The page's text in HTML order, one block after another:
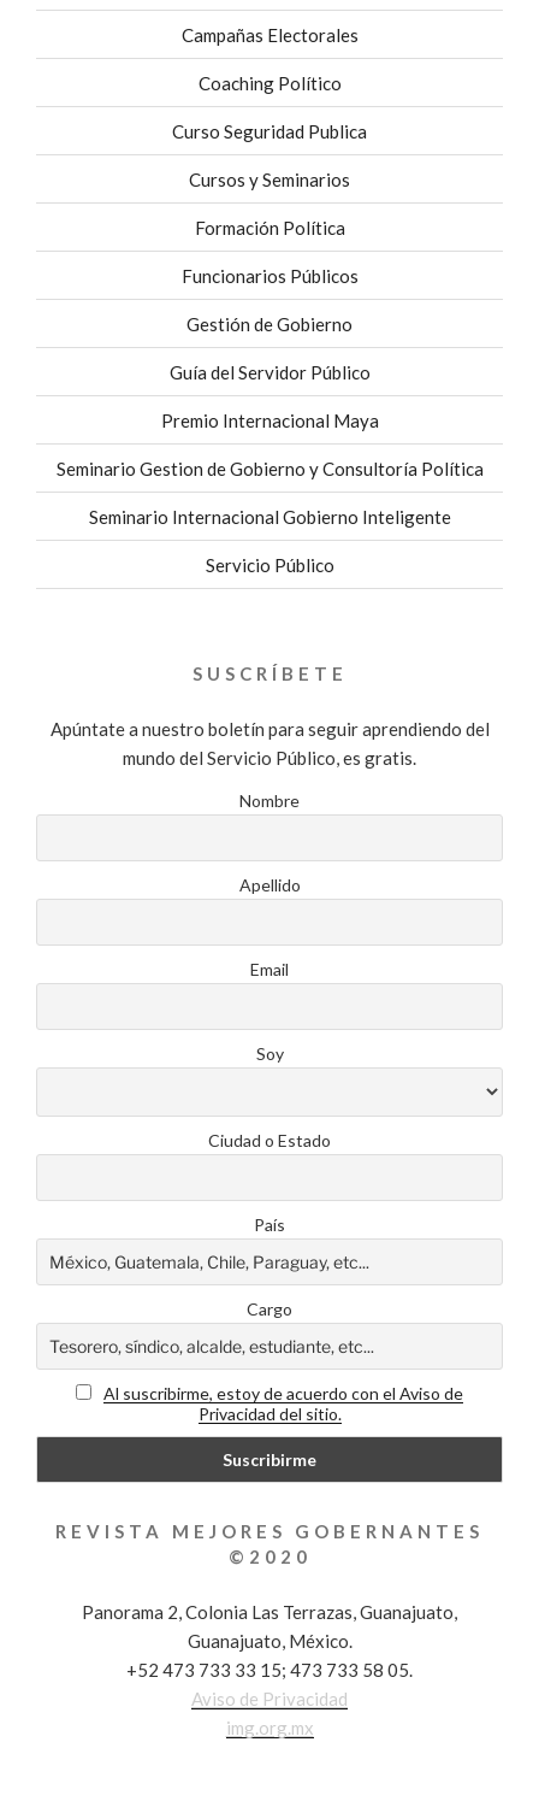
Campañas Electorales
Coaching Político
Curso Seguridad Publica
Cursos y Seminarios
Formación Política
Funcionarios Públicos
Gestión de Gobierno
Guía del Servidor Público
Premio Internacional Maya
Seminario Gestion de Gobierno y Consultoría Política
Seminario Internacional Gobierno Inteligente
Servicio Público
SUSCRÍBETE
Apúntate a nuestro boletín para seguir aprendiendo del
mundo del Servicio Público, es gratis.
Nombre
Apellido
Email
Soy
Ciudad o Estado
País
Cargo
Al suscribirme, estoy de acuerdo con el Aviso de
Privacidad del sitio.
REVISTA MEJORES GOBERNANTES
©2020
Panorama 2, Colonia Las Terrazas, Guanajuato,
Guanajuato, México.
+52 473 733 33 15; 473 733 58 05.
Aviso de Privacidad
img.org.mx